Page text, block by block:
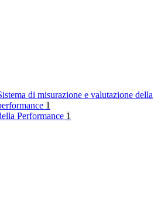
di misurazione e valutazione della
1
Performance 1